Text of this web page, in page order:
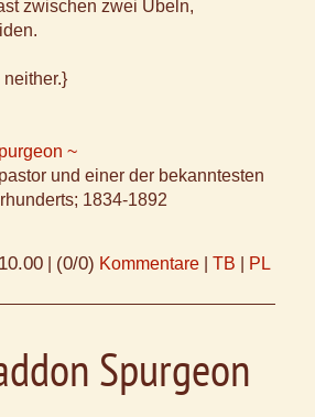
zwischen zwei Übeln,
~
und einer der bekanntesten
1834-1892
(0/0) Kommentare TB PL
Spurgeon